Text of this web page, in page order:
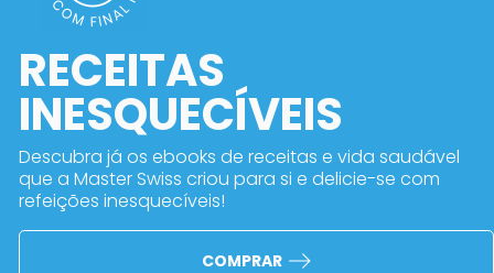
RECEITAS
INESQUECÍVEIS
Descubra já os ebooks de receitas e vida saudável
que a Master Swiss criou para si e delicie-se com
refeições inesquecíveis!
COMPRAR